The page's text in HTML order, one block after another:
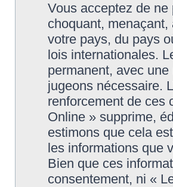
Vous acceptez de
choquant,
votre pays, du pays
lois internationales.
permanent, avec
jugeons nécessaire.
renforcement de ces
Online » supprime,
estimons que cela
les informations que
Bien que ces
consentement, ni «